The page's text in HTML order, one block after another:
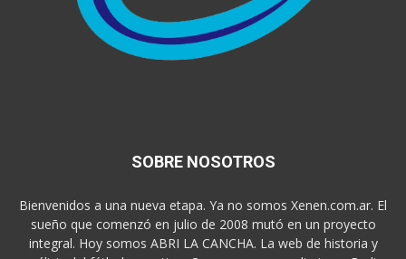
SOBRE NOSOTROS
Bienvenidos a una nueva etapa. Ya no somos Xenen.com.ar. El
sueño que comenzó en julio de 2008 mutó en un proyecto
integral. Hoy somos ABRI LA CANCHA. La web de historia y